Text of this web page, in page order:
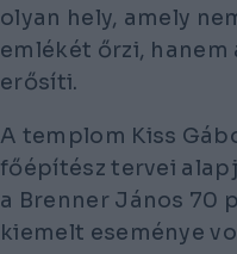
olyan hely, amely
emlékét őrzi, hanem
erősíti.
A templom Kiss
főépítész tervei
a Brenner János 70
kiemelt eseménye